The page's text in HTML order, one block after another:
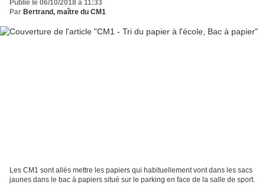
Publié le 06/10/2018 à 11:33
Par Bertrand, maître du CM1
Les CM1 sont allés mettre les papiers qui habituellement vont dans les sacs
jaunes dans le bac à papiers situé sur le parking en face de la salle de sport.